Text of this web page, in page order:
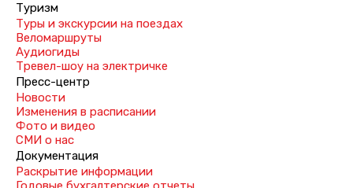
Туризм
Туры и экскурсии на поездах
Веломаршруты
Аудиогиды
Тревел-шоу на электричке
Пресс-центр
Новости
Изменения в расписании
Фото и видео
СМИ о нас
Документация
Раскрытие информации